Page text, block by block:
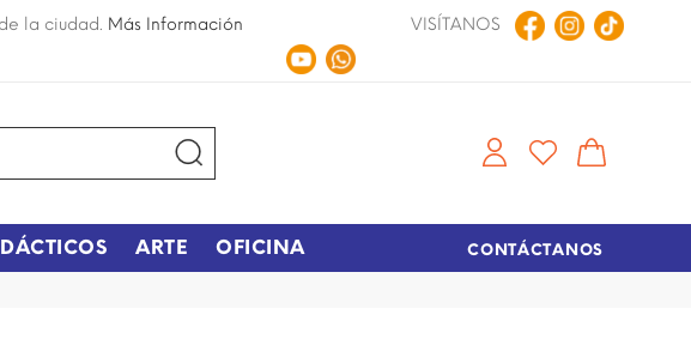
la ciudad. Más Información Compra en LíneaTiempo de entrega de 48
VISÍTANOS
ARTE OFICINA CONTÁCTANOS